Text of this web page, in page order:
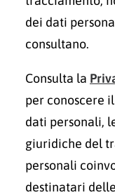
dei dati
consultano.
Consulta la
per conoscere
dati personali,
giuridiche del
personali
destinatari